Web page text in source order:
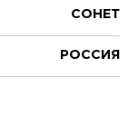
СОНЕТ
РОССИЯ